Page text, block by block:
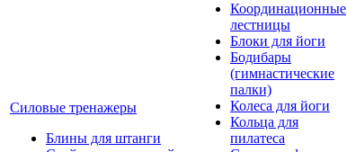
Силовые тренажеры
Блины для штанги
Координационные
лестницы
Блоки для йоги
Бодибары
(гимнастические
палки)
Колеса для йоги
Кольца для
пилатеса